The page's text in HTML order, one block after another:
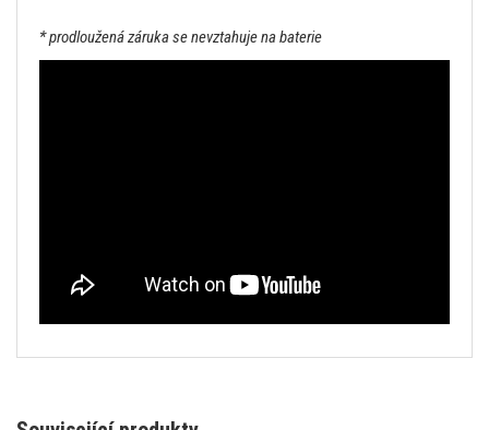
* prodloužená záruka se nevztahuje na baterie